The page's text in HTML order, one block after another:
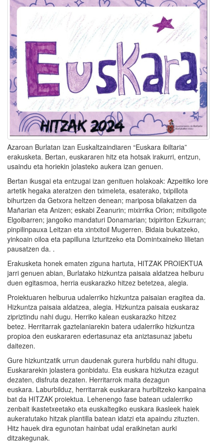
Azaroan Burlatan izan Euskaltzaindiaren “Euskara ibiltaria”
erakusketa. Bertan, euskararen hitz eta hotsak irakurri, entzun,
usaindu eta horiekin jolasteko aukera izan genuen.
Bertan ikusgai eta entzugai izan genituen holakoak: Azpeitiko lore
artetik hegaka ateratzen den tximeleta, esaterako, txipillota
bihurtzen da Getxora heltzen denean; mariposa bilakatzen da
Mañarian eta Anizen; eskabi Zeanurin; mixirrika Orion; mitxiligote
Elgoibarren; jangoiko mandaturi Donamarian; txipiriton Ezkurran;
pinpilinpauxa Leitzan eta xintxitoil Mugerren. Bidaia bukatzeko,
yinkoain oiloa eta papilluna Izturitzeko eta Domintxaineko lilietan
pausatzen da. .
Erakusketa honek ematen ziguna hartuta, HITZAK PROIEKTUA
jarri genuen abian, Burlatako hizkuntza paisaia aldatzea helburu
duen egitasmoa, herria euskarazko hitzez betetzea, alegia.
Proiektuaren helburua udalerriko hizkuntza paisaian eragitea da.
Hizkuntza paisaia aldatzea, alegia. Hizkuntza paisaia euskaraz
zipriztindu nahi dugu. Herriko kalean euskarazko hitzez
betez. Herritarrak gaztelaniarekin batera udalerriko hizkuntza
propioa den euskararen edertasunaz eta aniztasunaz jabetu
daitezen.
Gure hizkuntzatik urrun daudenak gurera hurbildu nahi ditugu.
Euskararekin jolastera gonbidatu. Eta euskara hizkutza ezagut
dezaten, disfruta dezaten. Herritarrok maita dezagun
euskara. Laburbilduz, herritarrak euskarara hurbiltzeko kanpaina
bat da HITZAK proiektua. Lehenengo fase batean udalerriko
zenbait ikastetxeetako eta euskaltegiko euskara ikasleek haiek
aukeratutako hitzak plantilla batean idatzi eta apaindu zituzten.
Hitz hauek dira egunotan hainbat udal eraikinetan aurki
ditzakegunak.